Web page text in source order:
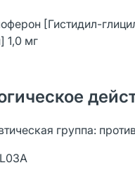
[Гистидил-
1,0 мг
группа: